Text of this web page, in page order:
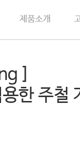
제품소개
]
한 주철